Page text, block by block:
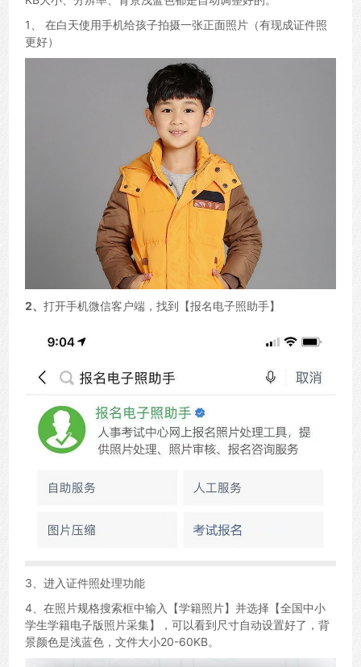
1、 在白天使用手机给孩子拍摄一张正面照片（有现成证件照
更好）
2、打开手机微信客户端，找到【报名电子照助手】
3、进入证件照处理功能
4、在照片规格搜索框中输入【学籍照片】并选择【全国中小
学生学籍电子版照片采集】，可以看到尺寸自动设置好了，背
景颜色是浅蓝色，文件大小20-60KB。